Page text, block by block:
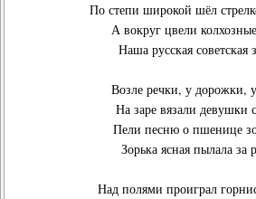
По степи широкой шёл
А вокруг цвели
Наша русская советская
Возле речки, у дорожки,
На заре вязали девушки
Пели песню о пшенице
Зорька ясная пылала за
Над полями проиграл